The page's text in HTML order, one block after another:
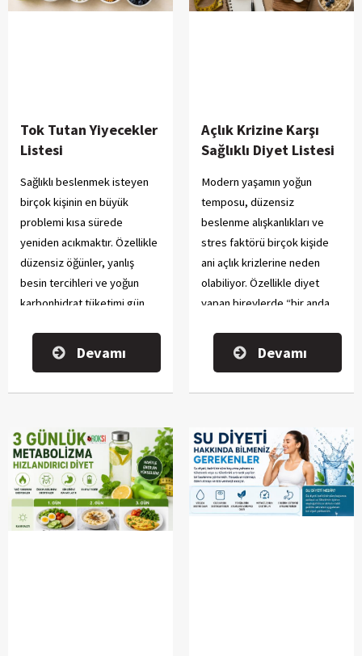
Tok Tutan Yiyecekler
Listesi
Sağlıklı beslenmek isteyen
birçok kişinin en büyük
problemi kısa sürede
yeniden acıkmaktır. Özellikle
düzensiz öğünler, yanlış
besin tercihleri ve yoğun
karbonhidrat tüketimi gün
neden olabilir.
Devamı
Açlık Krizine Karşı
Sağlıklı Diyet Listesi
Modern yaşamın yoğun
temposu, düzensiz
beslenme alışkanlıkları ve
stres faktörü birçok kişide
ani açlık krizlerine neden
olabiliyor. Özellikle diyet
yapan bireylerde “bir anda
atıştırma ihtiyacı” veya
“gece açlığı” gibi durumlar
Devamı